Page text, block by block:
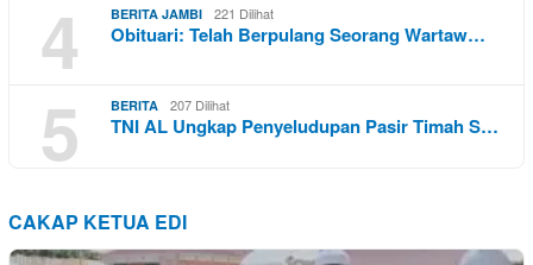
4 BERITA JAMBI 221 Dilihat
Obituari: Telah Berpulang Seorang Wartaw…
5 BERITA 207 Dilihat
TNI AL Ungkap Penyeludupan Pasir Timah S…
CAKAP KETUA EDI